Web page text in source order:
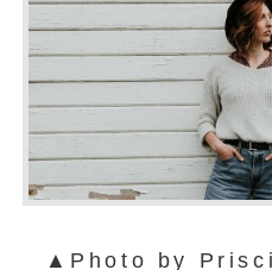
▲Photo by